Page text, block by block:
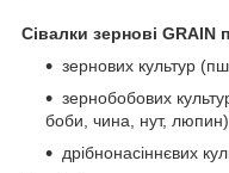
Сівалки зернові GRAIN
зернових культур
зернобобових
боби, чина, нут,
дрібнонасіннєвих